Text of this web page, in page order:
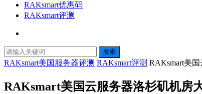
RAKsmart优惠码
RAKsmart评测
搜索
RAKsmart美国服务器评测 RAKsmart评测 RAKsmart美
RAKsmart美国云服务器洛杉矶机房